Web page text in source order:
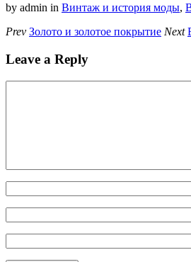
by admin in Винтаж и история моды,
Prev Золото и золотое покрытие Next
Leave a Reply